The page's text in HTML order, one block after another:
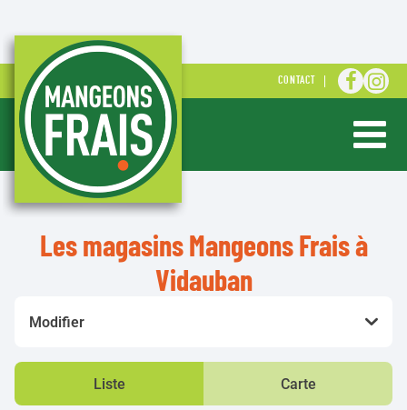
CONTACT ALLER
Ouvrir ou
Les magasins Mangeons Frais à
Vidauban
Modifier
Liste Carte